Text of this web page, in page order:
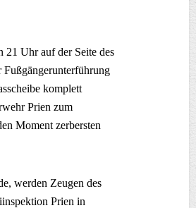
Uhr auf der Seite des
Fußgängerunterführung
komplett
Prien zum
Moment zerbersten
werden Zeugen des
Prien in